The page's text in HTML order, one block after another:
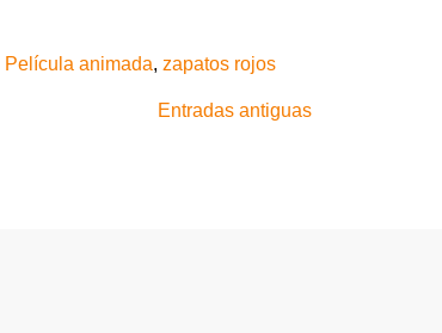
Película animada, zapatos rojos
Entradas antiguas